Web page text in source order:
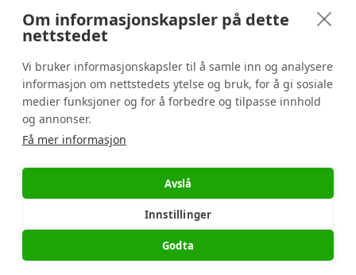
Om informasjonskapsler på dette
nettstedet
Vi bruker informasjonskapsler til å samle inn og analysere
informasjon om nettstedets ytelse og bruk, for å gi sosiale
medier funksjoner og for å forbedre og tilpasse innhold
og annonser.
Få mer informasjon
Avslå
Innstillinger
Godta
Grefsenveien 12 0482 Oslo
Følg oss på Facebook
Informasjon
Salgs- og leveringsbetingelser
Bestill vaktjobb